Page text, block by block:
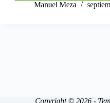
Manuel Meza
Copyright © 2026 -